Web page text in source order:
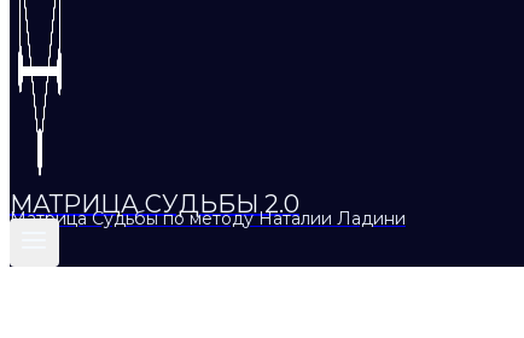
МАТРИЦА СУДЬБЫ 2.0
Матрица Судьбы по методу Наталии Ладини